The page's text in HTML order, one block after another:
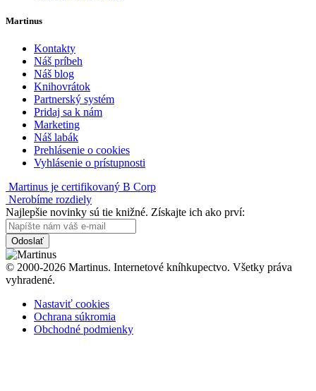
Martinus
Kontakty
Náš príbeh
Náš blog
Knihovrátok
Partnerský systém
Pridaj sa k nám
Marketing
Náš labák
Prehlásenie o cookies
Vyhlásenie o prístupnosti
Martinus je certifikovaný B Corp
Nerobíme rozdiely
Najlepšie novinky sú tie knižné. Získajte ich ako prví:
Odoslať
© 2000-2026 Martinus. Internetové kníhkupectvo. Všetky práva
vyhradené.
Nastaviť cookies
Ochrana súkromia
Obchodné podmienky